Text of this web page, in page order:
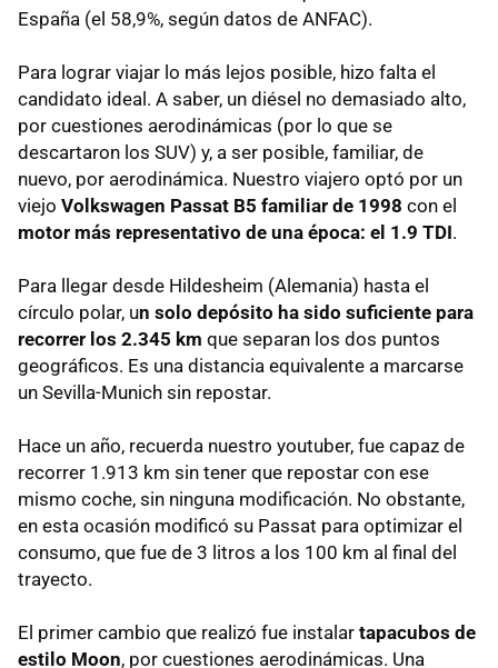
España (el 58,9%, según datos de ANFAC).
Para lograr viajar lo más lejos posible, hizo falta el
candidato ideal. A saber, un diésel no demasiado alto,
por cuestiones aerodinámicas (por lo que se
descartaron los SUV) y, a ser posible, familiar, de
nuevo, por aerodinámica. Nuestro viajero optó por un
viejo Volkswagen Passat B5 familiar de 1998 con el
motor más representativo de una época: el 1.9 TDI.
Para llegar desde Hildesheim (Alemania) hasta el
círculo polar, un solo depósito ha sido suficiente para
recorrer los 2.345 km que separan los dos puntos
geográficos. Es una distancia equivalente a marcarse
un Sevilla-Munich sin repostar.
Hace un año, recuerda nuestro youtuber, fue capaz de
recorrer 1.913 km sin tener que repostar con ese
mismo coche, sin ninguna modificación. No obstante,
en esta ocasión modificó su Passat para optimizar el
consumo, que fue de 3 litros a los 100 km al final del
trayecto.
El primer cambio que realizó fue instalar tapacubos de
estilo Moon, por cuestiones aerodinámicas. Una